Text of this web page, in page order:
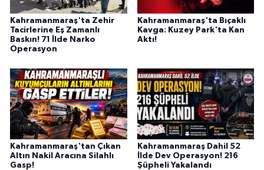
Kahramanmaraş'ta Zehir
Tacirlerine Eş Zamanlı
Baskın! 71 İlde Narko
Operasyon
Kahramanmaraş'ta Bıçaklı
Kavga: Kuzey Park'ta Kan
Aktı!
Kahramanmaraş'tan Çıkan
Altın Nakil Aracına Silahlı
Gasp!
Kahramanmaraş Dahil 52
İlde Dev Operasyon! 216
Şüpheli Yakalandı